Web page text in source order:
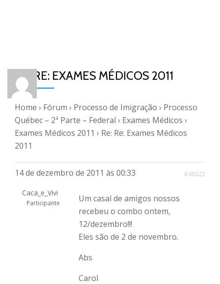
RE: RE: EXAMES MÉDICOS 2011
Home › Fórum › Processo de Imigração › Processo
Québec – 2ª Parte – Federal › Exames Médicos ›
Exames Médicos 2011 › Re: Re: Exames Médicos
2011
14 de dezembro de 2011 às 00:33 #48822
Caca_e_Vivi
Participante
Um casal de amigos nossos
recebeu o combo ontem,
12/dezembro!!!
Eles são de 2 de novembro.
Abs
Carol